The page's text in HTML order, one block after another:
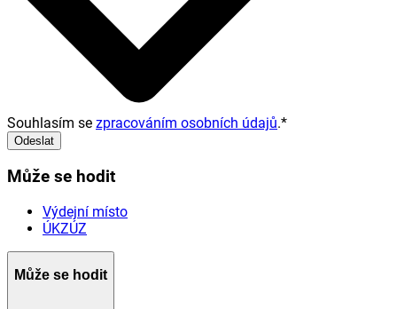
Souhlasím se zpracováním osobních údajů.*
Odeslat
Může se hodit
Výdejní místo
ÚKZÚZ
Může se hodit